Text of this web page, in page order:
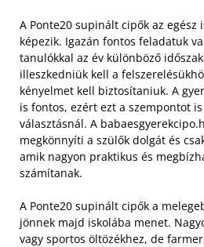
A Ponte20 supinált cipők az
képezik. Igazán fontos feladatuk
tanulókkal az év különböző
illeszkedniük kell a
kényelmet kell biztosítaniuk. A
is fontos, ezért ezt a szempontot
választásnál. A
megkönnyíti a szülők dolgát és
amik nagyon praktikus és
számítanak.
A Ponte20 supinált cipők a
jönnek majd iskolába menet.
vagy sportos öltözékhez, de